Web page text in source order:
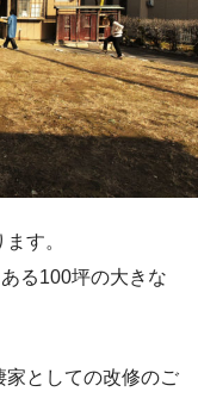
す。
る100坪の大きな
家としての改修のご